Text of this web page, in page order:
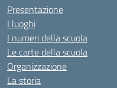
Presentazione
I luoghi
I numeri della scuola
Le carte della scuola
Organizzazione
La storia